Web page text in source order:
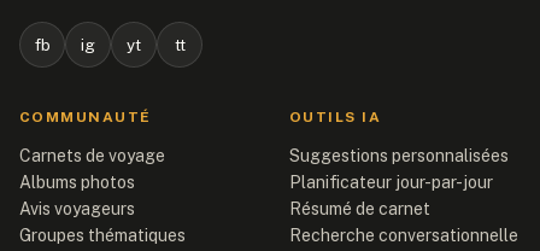
fb ig yt tt
COMMUNAUTÉ
Carnets de voyage
Albums photos
Avis voyageurs
Groupes thématiques
OUTILS IA
Suggestions personnalisées
Planificateur jour-par-jour
Résumé de carnet
Recherche conversationnelle